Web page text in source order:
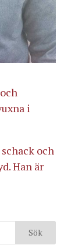
i
och
Han är